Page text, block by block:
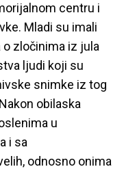
centru i
Mladi su imali
zločinima iz jula
ljudi koji su
snimke iz tog
obilaska
u
i sa
odnosno onima